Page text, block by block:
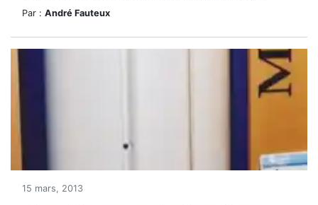
Par : André Fauteux
15 mars, 2013